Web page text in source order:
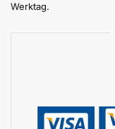
Werktag.